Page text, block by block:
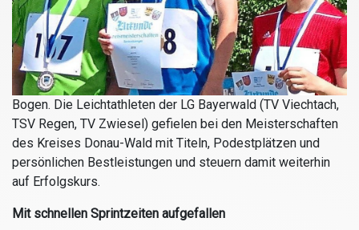
Bogen. Die Leichtathleten der LG Bayerwald (TV Viechtach,
TSV Regen, TV Zwiesel) gefielen bei den Meisterschaften
des Kreises Donau-Wald mit Titeln, Podestplätzen und
persönlichen Bestleistungen und steuern damit weiterhin
auf Erfolgskurs.
Mit schnellen Sprintzeiten aufgefallen